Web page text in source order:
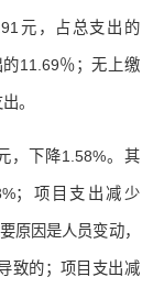
元，占总支出的
11.69％；无上缴
。
，下降1.58%。其
；项目支出减少
原因是人员变动，
致的；项目支出减